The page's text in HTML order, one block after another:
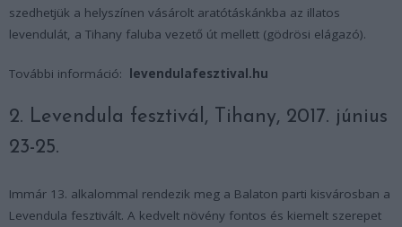
szedhetjük a helyszínen vásárolt aratótáskánkba az illatos
levendulát, a Tihany faluba vezető út mellett (gödrösi elágazó).
További információ: levendulafesztival.hu
2. Levendula fesztivál, Tihany, 2017. június
23-25.
Immár 13. alkalommal rendezik meg a Balaton parti kisvárosban a
Levendula fesztivált. A kedvelt növény fontos és kiemelt szerepet